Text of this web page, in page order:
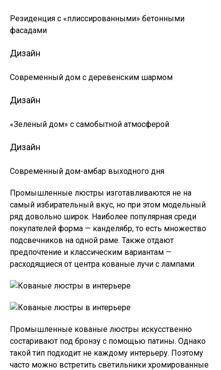
Резиденция с «плиссированными» бетонными
фасадами
Дизайн
Современный дом с деревенским шармом
Дизайн
«Зеленый дом» с самобытной атмосферой
Дизайн
Современный дом-амбар выходного дня
Промышленные люстры изготавливаются не на
самый избирательный вкус, но при этом модельный
ряд довольно широк. Наиболее популярная среди
покупателей форма — канделябр, то есть множество
подсвечников на одной раме. Также отдают
предпочтение и классическим вариантам —
расходящиеся от центра кованые лучи с лампами.
Промышленные кованые люстры искусственно
состаривают под бронзу с помощью патины. Однако
такой тип подходит не каждому интерьеру. Поэтому
часто можно встретить светильники хромированные